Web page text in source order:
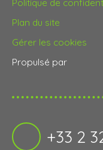
Politique de
Plan du site
Gérer les cookies
Propulsé par
+33 2